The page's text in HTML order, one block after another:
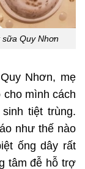
Quy Nhơn
Nhơn, mẹ
cho mình cách
tiệt trùng.
như thế nào
ống dây rất
tâm đễ hỗ trợ